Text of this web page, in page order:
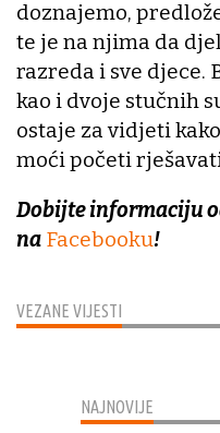
VEZANE VIJESTI
doznajemo,
te je na njima da
razreda i sve djece.
kao i dvoje stučnih
ostaje za vidjeti
moći početi
Dobijte informaciju
na Facebooku!
NAJNOVIJE